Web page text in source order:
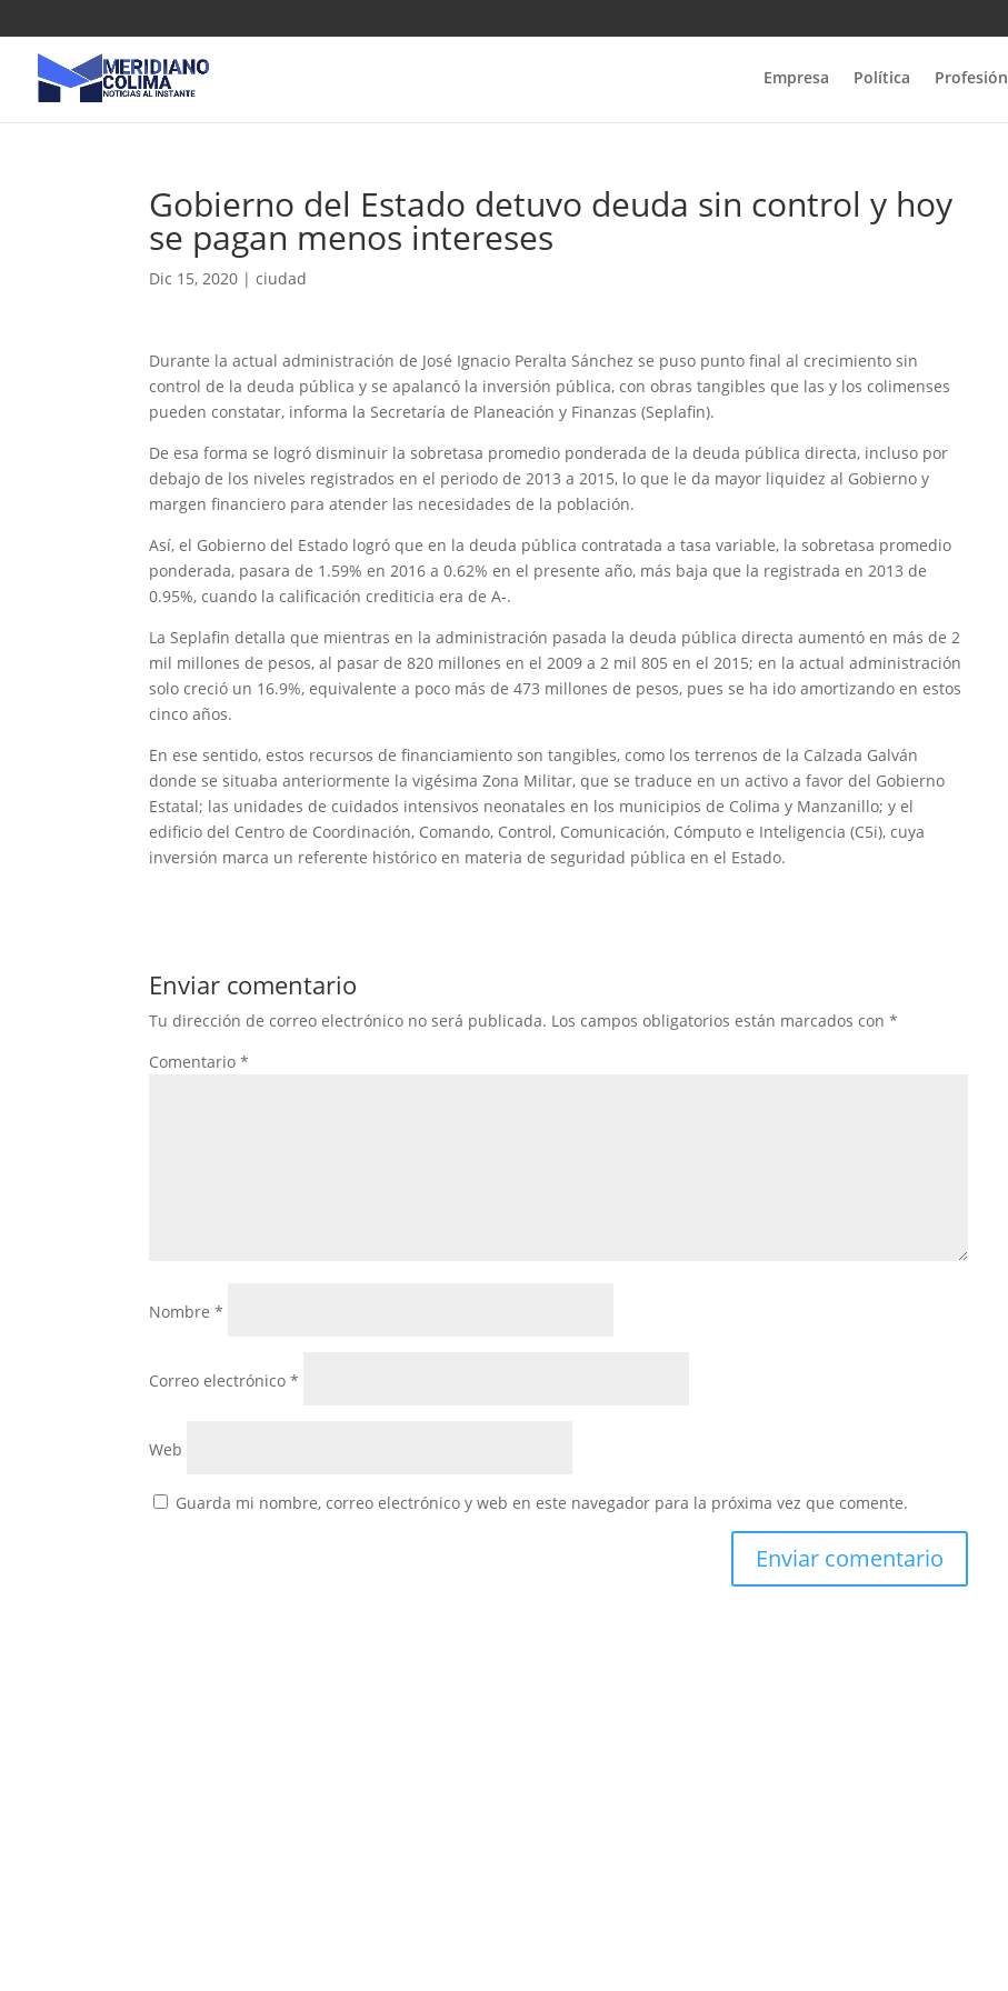
Empresa Política Profesión
Gobierno del Estado detuvo deuda sin control y hoy
se pagan menos intereses
Dic 15, 2020 |ciudad
Durante la actual administración de José Ignacio Peralta Sánchez se puso punto final al crecimiento sin
control de la deuda pública y se apalancó la inversión pública, con obras tangibles que las y los colimenses
pueden constatar, informa la Secretaría de Planeación y Finanzas (Seplafin).
De esa forma se logró disminuir la sobretasa promedio ponderada de la deuda pública directa, incluso por
debajo de los niveles registrados en el periodo de 2013 a 2015, lo que le da mayor liquidez al Gobierno y
margen financiero para atender las necesidades de la población.
Así, el Gobierno del Estado logró que en la deuda pública contratada a tasa variable, la sobretasa promedio
ponderada, pasara de 1.59% en 2016 a 0.62% en el presente año, más baja que la registrada en 2013 de
0.95%, cuando la calificación crediticia era de A-.
La Seplafin detalla que mientras en la administración pasada la deuda pública directa aumentó en más de 2
mil millones de pesos, al pasar de 820 millones en el 2009 a 2 mil 805 en el 2015; en la actual administración
solo creció un 16.9%, equivalente a poco más de 473 millones de pesos, pues se ha ido amortizando en estos
cinco años.
En ese sentido, estos recursos de financiamiento son tangibles, como los terrenos de la Calzada Galván
donde se situaba anteriormente la vigésima Zona Militar, que se traduce en un activo a favor del Gobierno
Estatal; las unidades de cuidados intensivos neonatales en los municipios de Colima y Manzanillo; y el
edificio del Centro de Coordinación, Comando, Control, Comunicación, Cómputo e Inteligencia (C5i), cuya
inversión marca un referente histórico en materia de seguridad pública en el Estado.
Enviar comentario
Tu dirección de correo electrónico no será publicada. Los campos obligatorios están marcados con*
Comentario*
Nombre*
Correo electrónico*
Web
Guarda mi nombre, correo electrónico y web en este navegador para la próxima vez que comente.